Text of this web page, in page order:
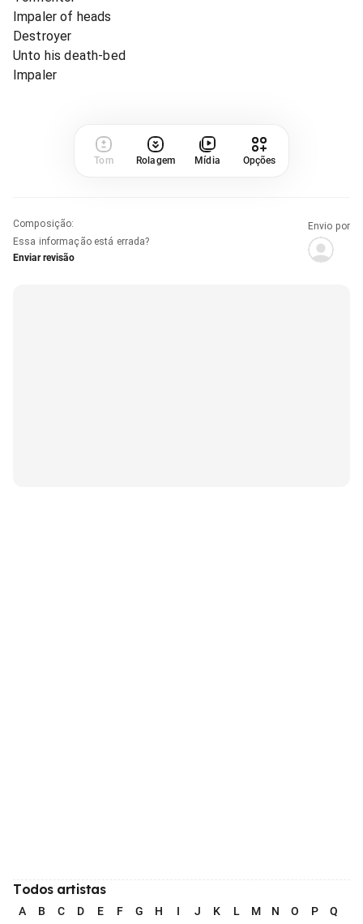
Impaler of heads
Destroyer
Unto his death-bed
Impaler
Tom Rolagem Mídia Opções
Composição:
Essa informação está errada?
Enviar revisão
Envio por
Todos artistas
A B C D E F G H I J K L M N O P Q